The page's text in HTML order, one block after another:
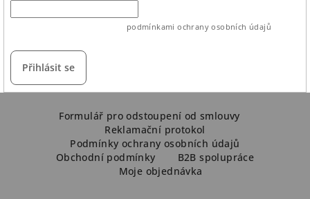
podmínkami ochrany osobních údajů
Přihlásit se
Formulář pro odstoupení od smlouvy
Reklamační protokol
Podmínky ochrany osobních údajů
Obchodní podmínky
B2B spolupráce
Moje objednávka